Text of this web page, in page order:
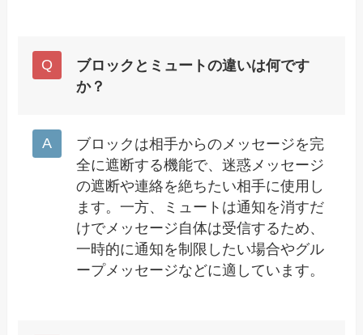
ブロックとミュートの違いは何です
か？
ブロックは相手からのメッセージを完
全に遮断する機能で、迷惑メッセージ
の遮断や連絡を絶ちたい相手に使用し
ます。一方、ミュートは通知を消すだ
けでメッセージ自体は受信するため、
一時的に通知を制限したい場合やグル
ープメッセージなどに適しています。